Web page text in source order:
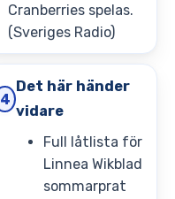
Cranberries spelas.
(Sveriges Radio)
4
Det här händer
vidare
Full låtlista för
Linnea Wikblad
sommarprat